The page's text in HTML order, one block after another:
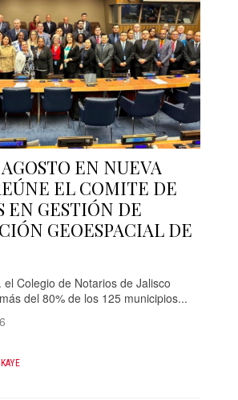
EN NUEVA
EL COMITE DE
EN GESTIÓN DE
GEOESPACIAL DE
el Colegio de Notarios de Jalisco
del 80% de los 125 municipios...